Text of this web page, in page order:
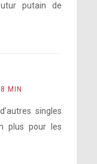
putain de
MIN
singles
plus pour les